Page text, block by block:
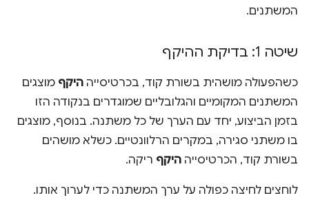
המשתנים.
שיטה 1: בדיקת ההיקף
כשהפעולה מושהית בשורת קוד, בכרטיסייה היקף מוצגים
המשתנים המקומיים והגלובליים שמוגדרים בנקודה הזו
בזמן הביצוע, יחד עם הערך של כל משתנה. בנוסף, מוצגים
בו משתני סגירה, במקרים הרלוונטיים. כשלא מושהים
בשורת קוד, הכרטיסייה היקף ריקה.
לוחצים לחיצה כפולה על ערך המשתנה כדי לערוך אותו.